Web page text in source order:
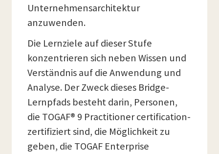
Unternehmensarchitektur
anzuwenden.
Die Lernziele auf dieser Stufe
konzentrieren sich neben Wissen und
Verständnis auf die Anwendung und
Analyse. Der Zweck dieses Bridge-
Lernpfads besteht darin, Personen,
die TOGAF® 9 Practitioner certification-
zertifiziert sind, die Möglichkeit zu
geben, die TOGAF Enterprise